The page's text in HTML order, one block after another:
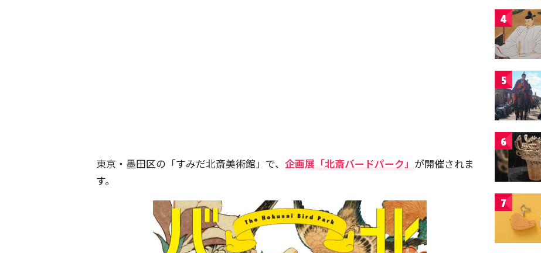
東京・墨田区の「すみだ北斎美術館」で、 企画展「北斎バードパーク」 が開催されま
す。
4
5
6
7